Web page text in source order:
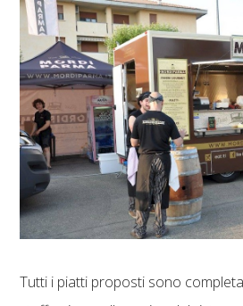
Tutti i piatti proposti sono